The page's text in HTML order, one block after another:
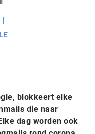
blokkeert elke
die naar
dag worden ook